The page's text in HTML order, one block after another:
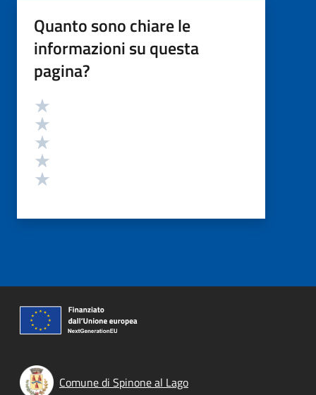
Quanto sono chiare le
informazioni su questa
pagina?
Valutazione
Comune di Spinone al Lago